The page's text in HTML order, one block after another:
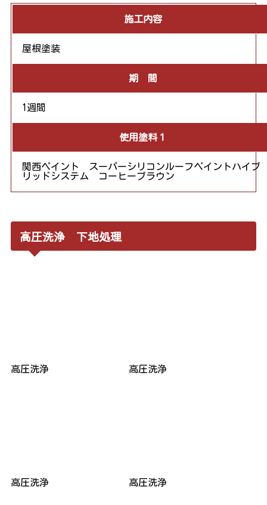
施工内容
屋根塗装
期 間
1週間
使用塗料１
関西ペイント スーパーシリコンルーフペイントハイブ
リッドシステム コーヒーブラウン
高圧洗浄 下地処理
高圧洗浄 高圧洗浄
高圧洗浄 高圧洗浄